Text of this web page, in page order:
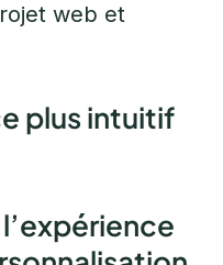
web et
plus intuitif